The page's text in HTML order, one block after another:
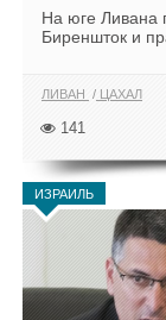
На юге Ливана
Биреншток и
ЛИВАН ЦАХАЛ
141
ИЗРАИЛЬ